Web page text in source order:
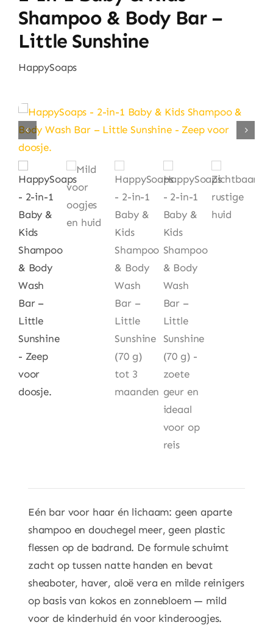
Huishouden
Eten & Drinken
Over
Shampoo & Body Bar –
Little Sunshine
HappySoaps
Eén bar voor haar én lichaam: geen aparte
shampoo en douchegel meer, geen plastic
flessen op de badrand. De formule schuimt
zacht op tussen natte handen en bevat
sheaboter, haver, aloë vera en milde reinigers
op basis van kokos en zonnebloem — mild
voor de kinderhuid én voor kinderoogjes.